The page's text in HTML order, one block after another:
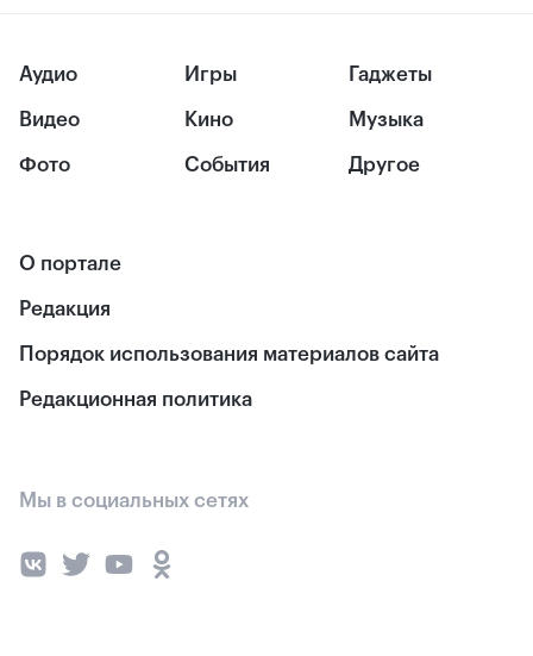
Аудио
Видео
Фото
Игры
Кино
События
Гаджеты
Музыка
Другое
О портале
Редакция
Порядок использования материалов сайта
Редакционная политика
Мы в социальных сетях